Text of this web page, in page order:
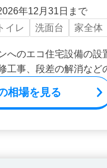
年12月31日まで
トイレ 洗面台 家全体
へのエコ住宅設備の
工事、段差の解消など
相場を見る